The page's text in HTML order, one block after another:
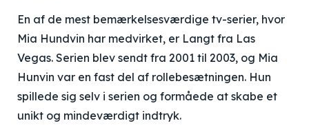
En af de mest bemærkelsesværdige tv-serier, hvor
Mia Hundvin har medvirket, er Langt fra Las
Vegas. Serien blev sendt fra 2001 til 2003, og Mia
Hunvin var en fast del af rollebesætningen. Hun
spillede sig selv i serien og formåede at skabe et
unikt og mindeværdigt indtryk.